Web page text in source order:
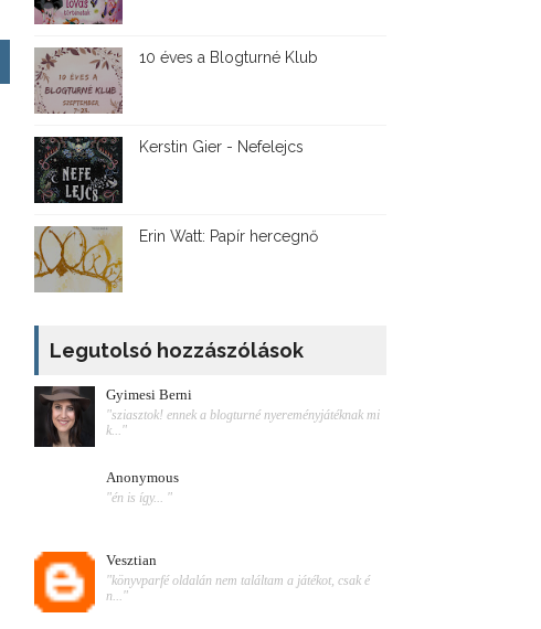
10 éves a Blogturné Klub
Kerstin Gier - Nefelejcs
Erin Watt: Papír hercegnő
Legutolsó hozzászólások
Gyimesi Berni
"sziasztok! ennek a blogturné nyereményjátéknak mi
k..."
Anonymous
"én is így... "
Vesztian
"könyvparfé oldalán nem találtam a játékot, csak é
n..."